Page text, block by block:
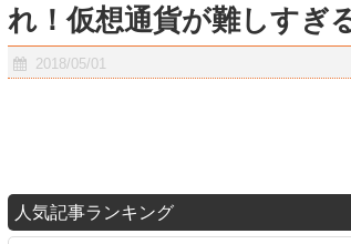
れ！仮想通貨が難しすぎ
2018/05/01
人気記事ランキング